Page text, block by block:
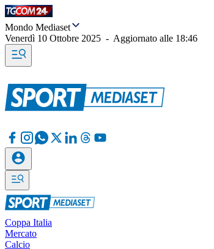
Mondo Mediaset
Venerdì 10 Ottobre 2025 - Aggiornato alle 18:46
Coppa Italia
Mercato
Calcio